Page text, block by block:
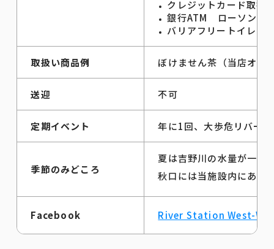
クレジットカード取扱
銀行ATM ローソン三
バリアフリートイレ
取扱い商品例 ぼけません茶（当店オリ
送迎 不可
定期イベント 年に1回、大歩危リバー
季節のみどころ
夏は吉野川の水量が一年
秋口には当施設内にある
Facebook River Station West-